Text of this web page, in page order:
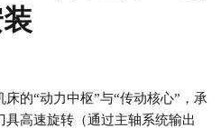
的“动力中枢”与“传动核心”，承
高速旋转​​（通过主轴系统输出